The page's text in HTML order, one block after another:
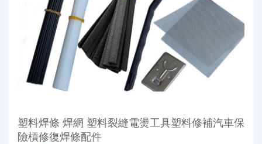
塑料焊條 焊網 塑料裂縫電燙工具塑料修補汽車保
險槓修復焊條配件